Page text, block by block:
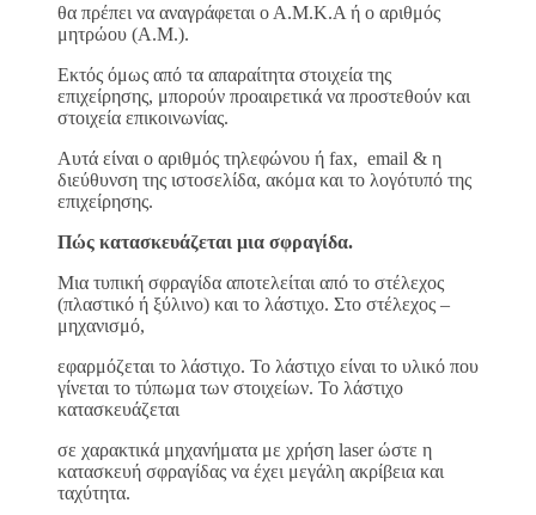
θα πρέπει να αναγράφεται ο Α.Μ.Κ.Α ή ο αριθμός
μητρώου (Α.Μ.).
Εκτός όμως από τα απαραίτητα στοιχεία της
επιχείρησης, μπορούν προαιρετικά να προστεθούν και
στοιχεία επικοινωνίας.
Αυτά είναι ο αριθμός τηλεφώνου ή fax, email & η
διεύθυνση της ιστοσελίδα, ακόμα και το λογότυπό της
επιχείρησης.
Πώς κατασκευάζεται μια σφραγίδα.
Μια τυπική σφραγίδα αποτελείται από το στέλεχος
(πλαστικό ή ξύλινο) και το λάστιχο. Στο στέλεχος –
μηχανισμό,
εφαρμόζεται το λάστιχο. Το λάστιχο είναι το υλικό που
γίνεται το τύπωμα των στοιχείων. Το λάστιχο
κατασκευάζεται
σε χαρακτικά μηχανήματα με χρήση laser ώστε η
κατασκευή σφραγίδας να έχει μεγάλη ακρίβεια και
ταχύτητα.